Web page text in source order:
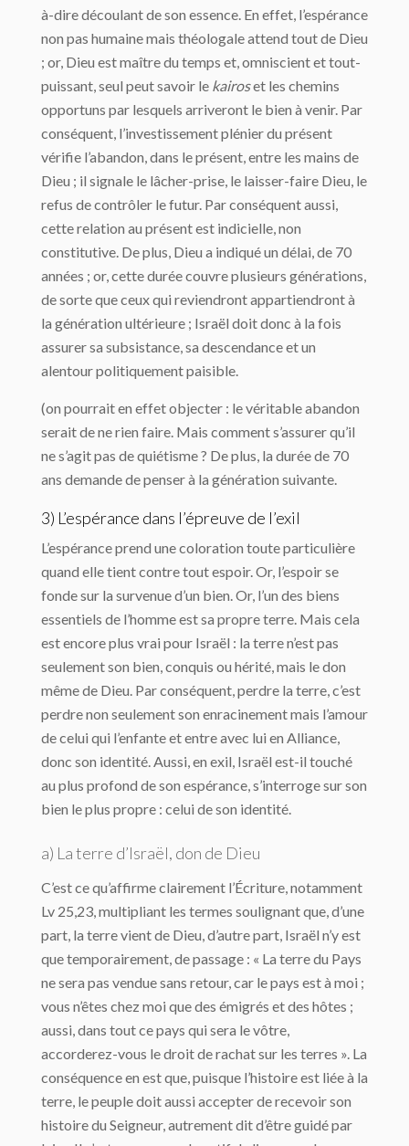
à-dire découlant de son essence. En effet, l’espérance
non pas humaine mais théologale attend tout de Dieu
; or, Dieu est maître du temps et, omniscient et tout-
puissant, seul peut savoir le kairoset les chemins
opportuns par lesquels arriveront le bien à venir. Par
conséquent, l’investissement plénier du présent
vérifie l’abandon, dans le présent, entre les mains de
Dieu ; il signale le lâcher-prise, le laisser-faire Dieu, le
refus de contrôler le futur. Par conséquent aussi,
cette relation au présent est indicielle, non
constitutive. De plus, Dieu a indiqué un délai, de 70
années ; or, cette durée couvre plusieurs générations,
de sorte que ceux qui reviendront appartiendront à
la génération ultérieure ; Israël doit donc à la fois
assurer sa subsistance, sa descendance et un
alentour politiquement paisible.
(on pourrait en effet objecter : le véritable abandon
serait de ne rien faire. Mais comment s’assurer qu’il
ne s’agit pas de quiétisme ? De plus, la durée de 70
ans demande de penser à la génération suivante.
3) L’espérance dans l’épreuve de l’exil
L’espérance prend une coloration toute particulière
quand elle tient contre tout espoir. Or, l’espoir se
fonde sur la survenue d’un bien. Or, l’un des biens
essentiels de l’homme est sa propre terre. Mais cela
est encore plus vrai pour Israël : la terre n’est pas
seulement son bien, conquis ou hérité, mais le don
même de Dieu. Par conséquent, perdre la terre, c’est
perdre non seulement son enracinement mais l’amour
de celui qui l’enfante et entre avec lui en Alliance,
donc son identité. Aussi, en exil, Israël est-il touché
au plus profond de son espérance, s’interroge sur son
bien le plus propre : celui de son identité.
a) La terre d’Israël, don de Dieu
C’est ce qu’affirme clairement l’Écriture, notamment
Lv 25,23, multipliant les termes soulignant que, d’une
part, la terre vient de Dieu, d’autre part, Israël n’y est
que temporairement, de passage : « La terre du Pays
ne sera pas vendue sans retour, car le pays est à moi ;
vous n’êtes chez moi que des émigrés et des hôtes ;
aussi, dans tout ce pays qui sera le vôtre,
accorderez-vous le droit de rachat sur les terres ». La
conséquence en est que, puisque l’histoire est liée à la
terre, le peuple doit aussi accepter de recevoir son
histoire du Seigneur, autrement dit d’être guidé par